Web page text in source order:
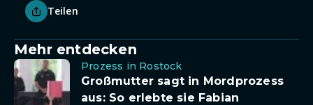
Teilen
Mehr entdecken
Prozess in Rostock
Großmutter sagt in Mordprozess
aus: So erlebte sie Fabian